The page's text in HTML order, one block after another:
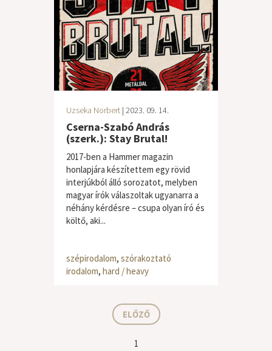
Uzseka Norbert | 2023. 09. 14.
Cserna-Szabó András
(szerk.): Stay Brutal!
2017-ben a Hammer magazin
honlapjára készítettem egy rövid
interjúkból álló sorozatot, melyben
magyar írók válaszoltak ugyanarra a
néhány kérdésre – csupa olyan író és
költő, aki...
szépirodalom, szórakoztató
irodalom, hard / heavy
ELŐZŐ
1